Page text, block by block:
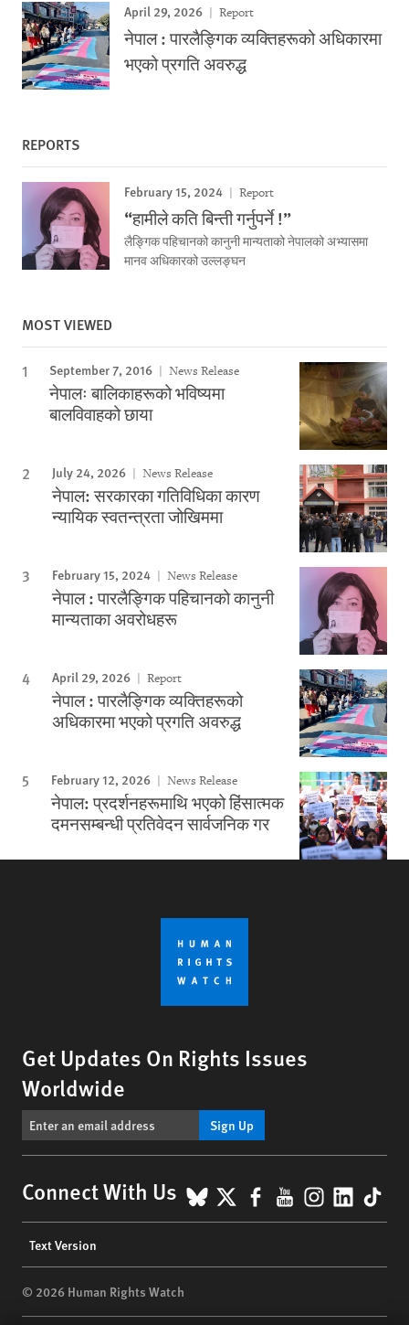
April 29, 2026 Report
नेपाल : पारलैङ्गिक व्यक्तिहरूको अधिकारमा
भएको प्रगति अवरुद्ध
REPORTS
February 15, 2024 Report
“हामीले कति बिन्ती गर्नुपर्ने !”
लैङ्गिक पहिचानको कानुनी मान्यताको नेपालको अभ्यासमा
मानव अधिकारको उल्लङ्घन
MOST VIEWED
September 7, 2016 News Release
नेपालः बालिकाहरूको भविष्यमा
बालविवाहको छाया
July 24, 2026 News Release
नेपाल: सरकारका गतिविधिका कारण
न्यायिक स्वतन्त्रता जोखिममा
February 15, 2024 News Release
नेपाल : पारलैङ्गिक पहिचानको कानुनी
मान्यताका अवरोधहरू
April 29, 2026 Report
नेपाल : पारलैङ्गिक व्यक्तिहरूको
अधिकारमा भएको प्रगति अवरुद्ध
February 12, 2026 News Release
नेपाल: प्रदर्शनहरूमाथि भएको हिंसात्मक
दमनसम्बन्धी प्रतिवेदन सार्वजनिक गर
Get Updates On Rights Issues
Worldwide
Sign Up
Connect With Us BlueSky
X Facebook
YouTube
menu
Text Version
© 2026 Human Rights Watch